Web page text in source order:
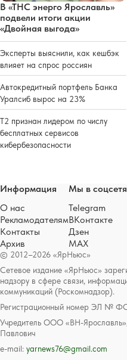
В «ТНС энерго Ярославль»
подвели итоги акции
«Двойная выгода»
Эксперты выяснили, как кешбэк
влияет на спрос россиян
Автокредитный портфель Банка
Уралсиб вырос на 23%
Т2 признан лидером по числу
бесплатных сервисов
кибербезопасности
© 2012–2026 «ЯрНьюс»
Сетевое издание «ЯрНьюс»
надзору в сфере связи,
коммуникаций (Роскомнадзор).
Регистрационный номер ЭЛ №
Учредитель ООО «ВН-
Павлович
e-mail: yarnews76@gmail.com
Информация
О нас
Рекламодателям
Контакты
Архив
Мы в
Telegram
ВКонтакте
Дзен
MAX